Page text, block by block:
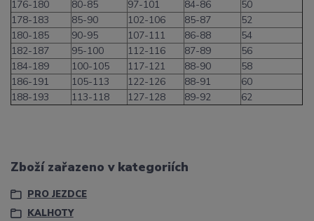
176-180
80-85 97-101 84-86
50
178-183
85-90 102-106 85-87
52
180-185
90-95 107-111 86-88
54
182-187
95-100 112-116 87-89
56
184-189
100-105 117-121 88-90
58
186-191
105-113 122-126 88-91
60
188-193
113-118 127-128 89-92 62
Zboží zařazeno v kategoriích
PRO JEZDCE
KALHOTY